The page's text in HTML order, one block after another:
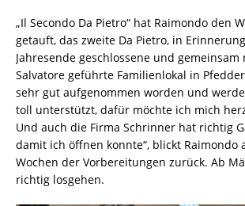
„Il Secondo Da Pietro“ hat Raimondo den
getauft, das zweite Da Pietro, in
Jahresende geschlossene und
Salvatore geführte Familienlokal in
sehr gut aufgenommen worden und
toll unterstützt, dafür möchte ich mich
Und auch die Firma Schrinner hat richtig
damit ich öffnen konnte“, blickt Raimondo
Wochen der Vorbereitungen zurück. Ab
richtig losgehen.